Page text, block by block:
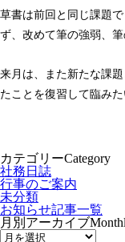
草書は前回と同じ課題
ず、改めて筆の強弱、
来月は、また新たな課
たことを復習して臨みた
カテゴリーCategory
社務日誌
行事のご案内
未分類
お知らせ記事一覧
月別アーカイブ